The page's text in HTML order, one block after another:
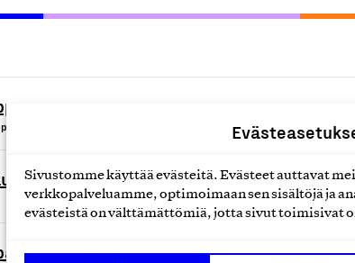
Sivustomme käyttää evästeitä. Evästeet auttavat
verkkopalveluamme, optimoimaan sen sisältöjä ja
evästeistä on välttämättömiä, jotta sivut toimisivat